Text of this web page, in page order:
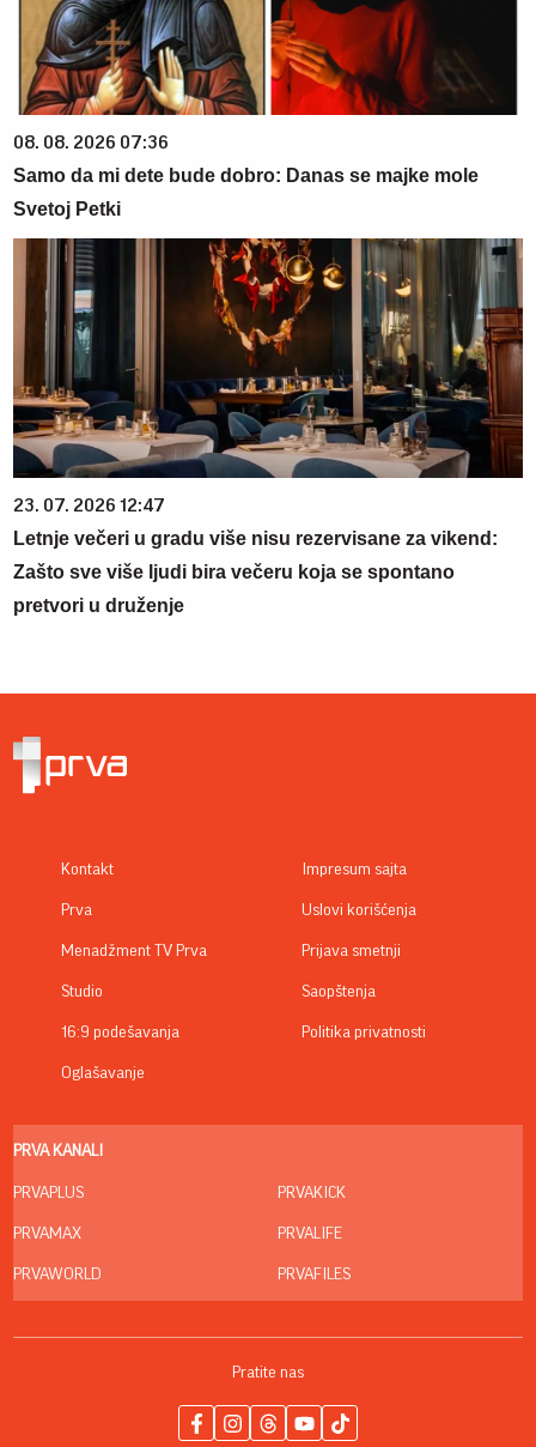
08. 08. 2026 07:36
Samo da mi dete bude dobro: Danas se majke mole
Svetoj Petki
23. 07. 2026 12:47
Letnje večeri u gradu više nisu rezervisane za vikend:
Zašto sve više ljudi bira večeru koja se spontano
pretvori u druženje
Kontakt
Prva
Menadžment TV Prva
Studio
16:9 podešavanja
Oglašavanje
Impresum sajta
Uslovi korišćenja
Prijava smetnji
Saopštenja
Politika privatnosti
PRVA KANALI
PRVAPLUS
PRVAMAX
PRVAWORLD
PRVAKICK
PRVALIFE
PRVAFILES
Pratite nas